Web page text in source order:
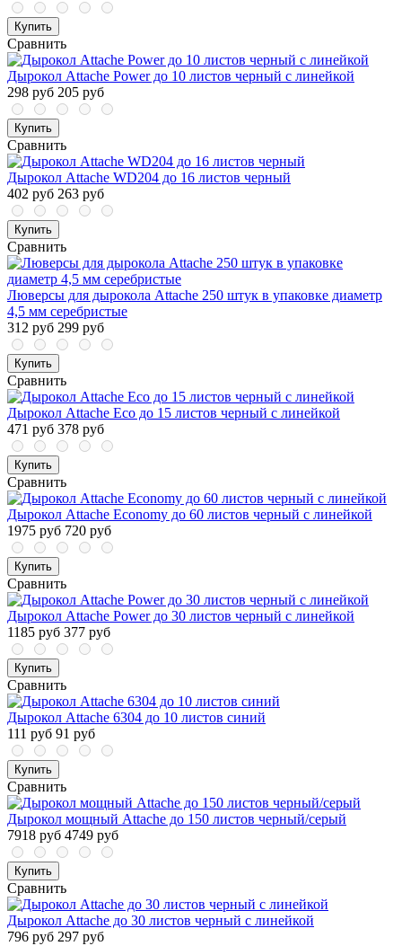
Купить
Сравнить
Дырокол Attache Power до 10 листов черный с линейкой
298 руб 205 руб
Купить
Сравнить
Дырокол Attache WD204 до 16 листов черный
402 руб 263 руб
Купить
Сравнить
Люверсы для дырокола Attache 250 штук в упаковке диаметр
4,5 мм серебристые
312 руб 299 руб
Купить
Сравнить
Дырокол Attache Eco до 15 листов черный с линейкой
471 руб 378 руб
Купить
Сравнить
Дырокол Attache Economy до 60 листов черный с линейкой
1975 руб 720 руб
Купить
Сравнить
Дырокол Attache Power до 30 листов черный с линейкой
1185 руб 377 руб
Купить
Сравнить
Дырокол Attache 6304 до 10 листов синий
111 руб 91 руб
Купить
Сравнить
Дырокол мощный Attache до 150 листов черный/серый
7918 руб 4749 руб
Купить
Сравнить
Дырокол Attache до 30 листов черный с линейкой
796 руб 297 руб